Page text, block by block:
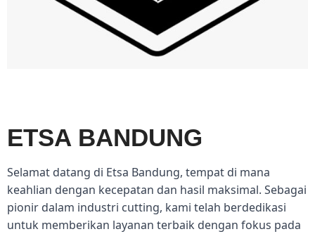
ETSA BANDUNG
Selamat datang di Etsa Bandung, tempat di mana
keahlian dengan kecepatan dan hasil maksimal. Sebagai
pionir dalam industri cutting, kami telah berdedikasi
untuk memberikan layanan terbaik dengan fokus pada